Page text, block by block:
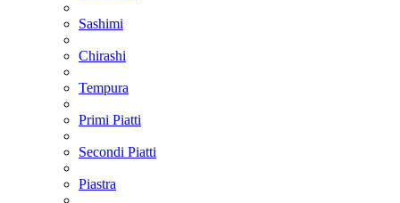
Sashimi
Chirashi
Tempura
Primi Piatti
Secondi Piatti
Piastra